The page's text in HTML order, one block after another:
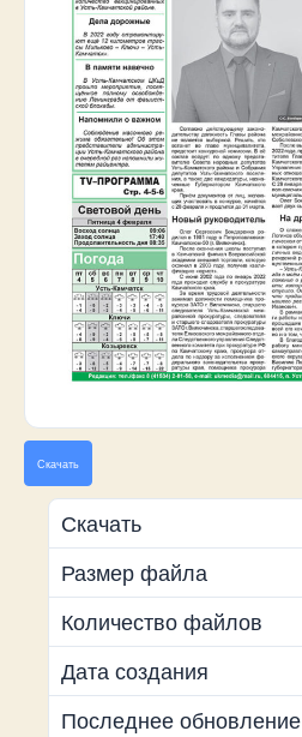
Скачать
Скачать
Размер файла
Количество файлов
Дата создания
Последнее обновление